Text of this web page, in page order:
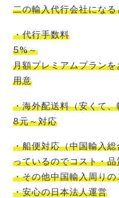
二の輸入代行会社になる
・代行手数料
5%～
月額プレミアムプラン
用意
・海外配送料（安くて、
8元～対応
・船便対応（中国輸入総
っているのでコスト・品
・その他中国輸入周り
・安心の日本法人運営